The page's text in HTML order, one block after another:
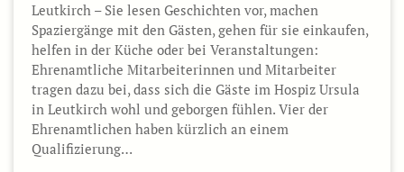
Leutkirch – Sie lesen Geschichten vor, machen
Spaziergänge mit den Gästen, gehen für sie einkaufen,
helfen in der Küche oder bei Veranstaltungen:
Ehrenamtliche Mitarbeiterinnen und Mitarbeiter
tragen dazu bei, dass sich die Gäste im Hospiz Ursula
in Leutkirch wohl und geborgen fühlen. Vier der
Ehrenamtlichen haben kürzlich an einem
Qualifizierung…